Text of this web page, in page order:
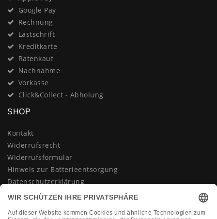
Google Pay
Rechnung
Lastschrift
Kreditkarte
Ratenkauf
Nachnahme
Vorkasse
Click&Collect - Abholung
SHOP
Kontakt
Widerrufsrecht
Widerrufsformular
Hinweis zur Batterieentsorgung
Datenschutzerklärung
AGB